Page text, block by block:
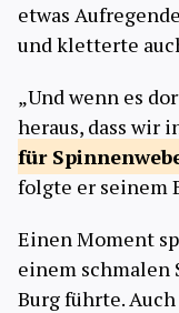
etwas
und kletterte
„Und wenn es
heraus, dass wir
für
folgte er seinem
Einen Moment
einem
Burg führte.